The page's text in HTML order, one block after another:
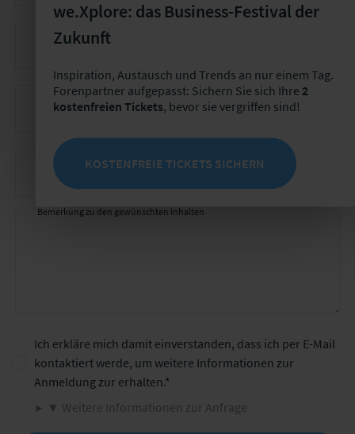
Voraussichtliche Teilnehmeranzahl
Gewünschter Veranstaltungsort
Gewünschter Durchführungszeitraum
Bemerkung zu den gewünschten Inhalten
Ich erkläre mich damit einverstanden, dass ich per E-Mail
kontaktiert werde, um weitere Informationen zur
Anmeldung zur erhalten.
▼ Weitere Informationen zur Anfrage
we.Xplore: das Business-Festival der
Zukunft
Inspiration, Austausch und Trends an nur einem Tag.
Forenpartner aufgepasst: Sichern Sie sich Ihre 2
kostenfreien Tickets, bevor sie vergriffen sind!
KOSTENFREIE TICKETS SICHERN